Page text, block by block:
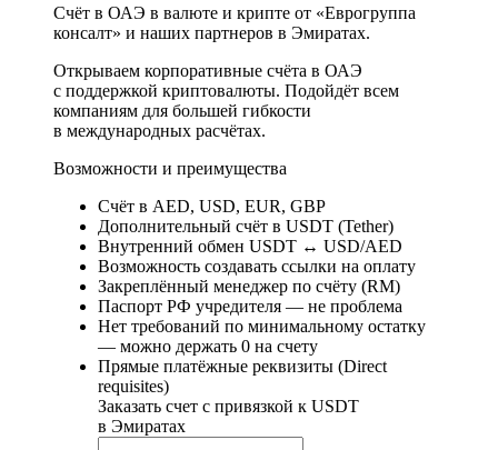
Счёт в ОАЭ в валюте и крипте от «Еврогруппа
консалт» и наших партнеров в Эмиратах.
Открываем корпоративные счёта в ОАЭ
с поддержкой криптовалюты. Подойдёт всем
компаниям для большей гибкости
в международных расчётах.
Возможности и преимущества
Счёт в AED, USD, EUR, GBP
Дополнительный счёт в USDT (Tether)
Внутренний обмен USDT ↔ USD/AED
Возможность создавать ссылки на оплату
Закреплённый менеджер по счёту (RM)
Паспорт РФ учредителя — не проблема
Нет требований по минимальному остатку
— можно держать 0 на счету
Прямые платёжные реквизиты (Direct
requisites)
Заказать счет с привязкой к USDT
в Эмиратах